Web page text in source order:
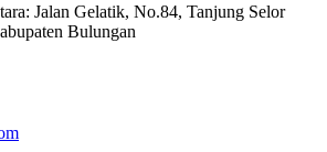
Jalan Gelatik, No.84, Tanjung Selor
Bulungan